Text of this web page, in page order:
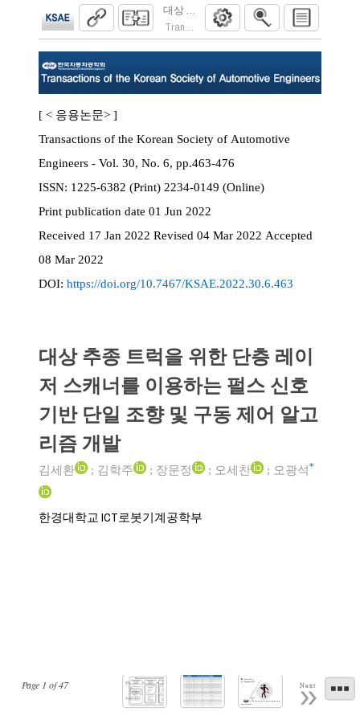
대상 추종 트럭을 위한 단층 레이저 스캐
Transactions of the Korean Society of
Page 1 of47 Next
[ < 응용논문> ]
Transactions of the Korean Society of Automotive
Engineers - Vol. 30, No. 6, pp.463-476
ISSN:
1225-6382 (Print) 2234-0149 (Online)
Print publication date 01 Jun 2022
Received 17 Jan 2022 Revised 04 Mar 2022 Accepted
08 Mar 2022
DOI: https://doi.org/10.7467/KSAE.2022.30.6.463
대상 추종 트럭을 위한 단층 레이
저 스캐너를 이용하는 펄스 신호
기반 단일 조향 및 구동 제어 알고
리즘 개발
김세환 ; 김학주 ; 장문정 ; 오세찬 ; 오광석*
한경대학교 ICT로봇기계공학부